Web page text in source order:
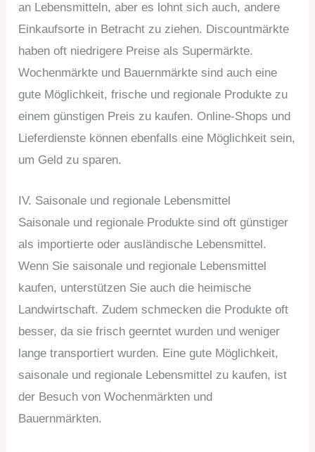
an Lebensmitteln, aber es lohnt sich auch, andere
Einkaufsorte in Betracht zu ziehen. Discountmärkte
haben oft niedrigere Preise als Supermärkte.
Wochenmärkte und Bauernmärkte sind auch eine
gute Möglichkeit, frische und regionale Produkte zu
einem günstigen Preis zu kaufen. Online-Shops und
Lieferdienste können ebenfalls eine Möglichkeit sein,
um Geld zu sparen.
IV. Saisonale und regionale Lebensmittel
Saisonale und regionale Produkte sind oft günstiger
als importierte oder ausländische Lebensmittel.
Wenn Sie saisonale und regionale Lebensmittel
kaufen, unterstützen Sie auch die heimische
Landwirtschaft. Zudem schmecken die Produkte oft
besser, da sie frisch geerntet wurden und weniger
lange transportiert wurden. Eine gute Möglichkeit,
saisonale und regionale Lebensmittel zu kaufen, ist
der Besuch von Wochenmärkten und
Bauernmärkten.